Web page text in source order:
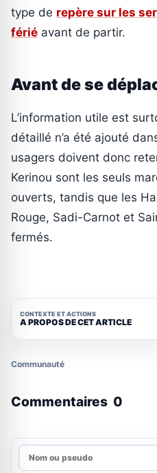
type de repère sur les
férié avant de partir.
Avant de se
L’information utile est
détaillé n’a été ajouté
usagers doivent donc
Kerinou sont les seuls
ouverts, tandis que les
Rouge, Sadi-Carnot et
fermés.
CONTEXTE ET ACTIONS
A PROPOS DE CET ARTICLE
Communauté
Commentaires 0